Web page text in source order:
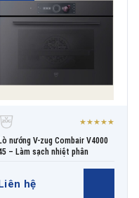
★★★★★
Lò nướng V-zug Combair V4000
– Làm sạch nhiệt phân
hệ